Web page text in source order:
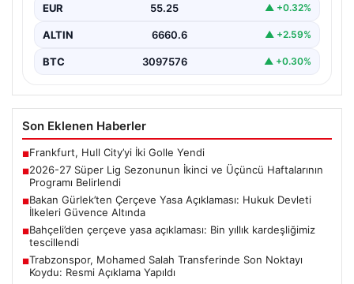
EUR 55.25 ▲ +0.32%
ALTIN 6660.6 ▲ +2.59%
BTC 3097576 ▲ +0.30%
Son Eklenen Haberler
■Frankfurt, Hull City’yi İki Golle Yendi
■2026-27 Süper Lig Sezonunun İkinci ve Üçüncü Haftalarının
Programı Belirlendi
■Bakan Gürlek’ten Çerçeve Yasa Açıklaması: Hukuk Devleti
İlkeleri Güvence Altında
■Bahçeli’den çerçeve yasa açıklaması: Bin yıllık kardeşliğimiz
tescillendi
■Trabzonspor, Mohamed Salah Transferinde Son Noktayı
Koydu: Resmi Açıklama Yapıldı